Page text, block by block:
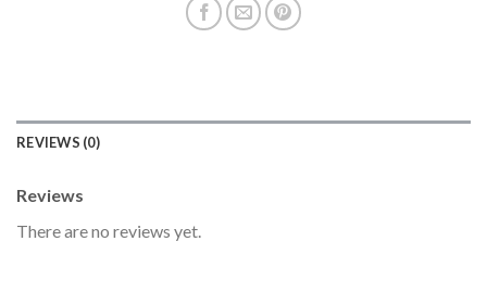
REVIEWS (0)
Reviews
There are no reviews yet.